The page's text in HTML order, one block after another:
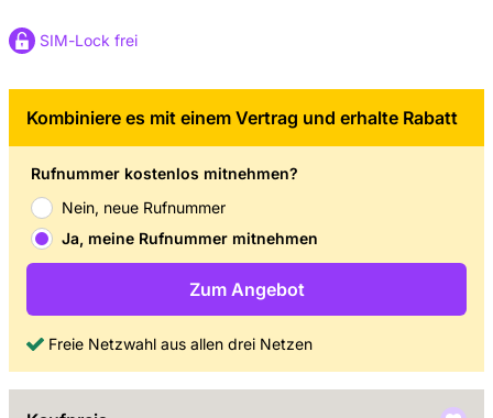
SIM-Lock frei
Kombiniere es mit einem Vertrag und erhalte Rabatt
Rufnummer kostenlos mitnehmen?
Nein, neue Rufnummer
Ja, meine Rufnummer mitnehmen
Zum Angebot
Freie Netzwahl aus allen drei Netzen